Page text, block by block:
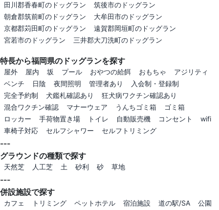
田川郡香春町のドッグラン
筑後市のドッグラン
朝倉郡筑前町のドッグラン
大牟田市のドッグラン
京都郡苅田町のドッグラン
遠賀郡岡垣町のドッグラン
宮若市のドッグラン
三井郡大刀洗町のドッグラン
特長から福岡県のドッグランを探す
屋外 屋内 坂 プール おやつの給餌 おもちゃ
アジリティ
ベンチ
日陰 夜間照明 管理者あり
入会制・登録制
完全予約制
犬鑑札確認あり
狂犬病ワクチン確認あり
混合ワクチン確認
マナーウェア うんちゴミ箱
ゴミ箱
ロッカー
手荷物置き場 トイレ 自動販売機 コンセント
wifi
車椅子対応
セルフシャワー セルフトリミング
---
グラウンドの種類で探す
天然芝 人工芝 土 砂利 砂 草地
---
併設施設で探す
カフェ トリミング ペットホテル 宿泊施設 道の駅/SA 公園